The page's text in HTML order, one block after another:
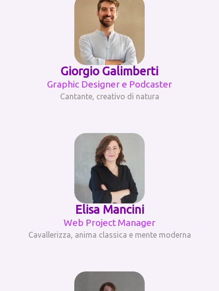
Giorgio Galimberti
Graphic Designer e Podcaster
Cantante, creativo di natura
Elisa Mancini
Web Project Manager
Cavallerizza, anima classica e mente moderna